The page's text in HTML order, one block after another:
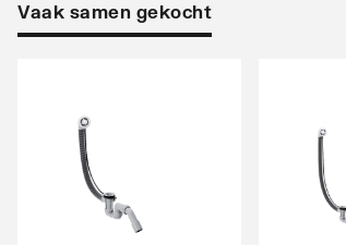
Vaak samen gekocht